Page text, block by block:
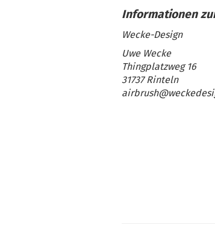
Wecke-Design
Uwe Wecke
Thingplatzweg 16
31737 Rinteln